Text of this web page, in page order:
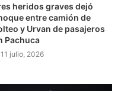
heridos graves dejó
entre camión de
y Urvan de pasajeros
Pachuca
11 julio, 2026